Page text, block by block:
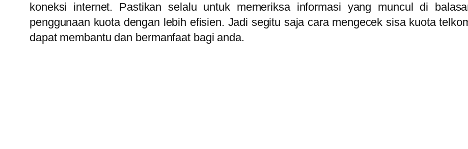
koneksi internet. Pastikan selalu untuk memeriksa informasi yang muncul di
penggunaan kuota dengan lebih efisien. Jadi segitu saja cara mengecek sisa kuota
dapat membantu dan bermanfaat bagi anda.